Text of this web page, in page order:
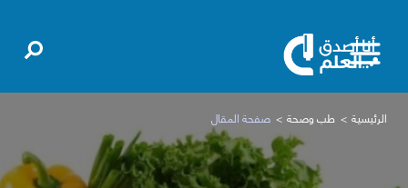
الرئيسية طب وصحة صفحة المقال